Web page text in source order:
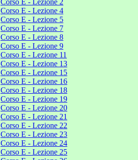
Corso E - Lezione 2
Corso E - Lezione 4
Corso E - Lezione 5
Corso E - Lezione 7
Corso E - Lezione 8
Corso E - Lezione 9
Corso E - Lezione 11
Corso E - Lezione 13
Corso E - Lezione 15
Corso E - Lezione 16
Corso E - Lezione 18
Corso E - Lezione 19
Corso E - Lezione 20
Corso E - Lezione 21
Corso E - Lezione 22
Corso E - Lezione 23
Corso E - Lezione 24
Corso E - Lezione 25